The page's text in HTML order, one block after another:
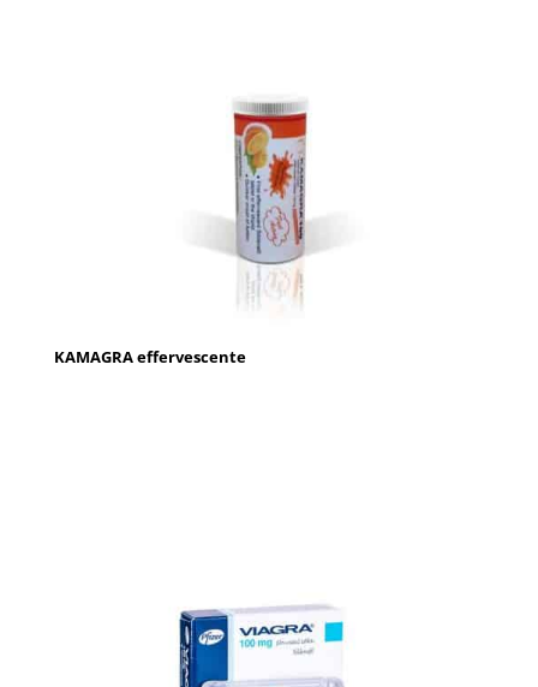
KAMAGRA effervescente